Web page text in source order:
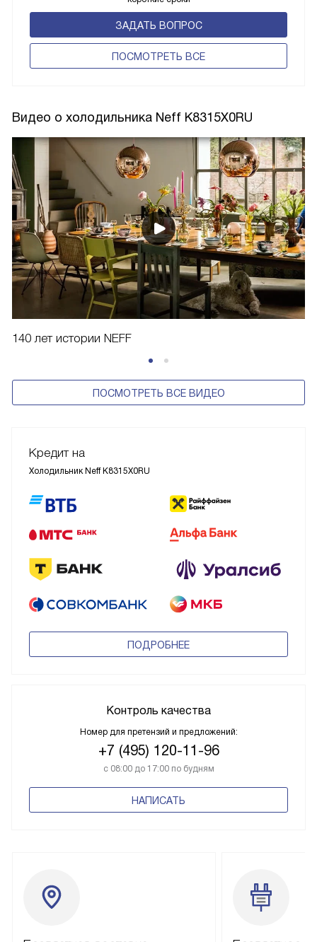
ЗАДАТЬ ВОПРОС
ПОCМОТРЕТЬ ВСЕ
Видео о холодильника Neff K8315X0RU
140 лет истории NEFF
ПОСМОТРЕТЬ ВСЕ ВИДЕО
Кредит на
Холодильник Neff K8315X0RU
ПОДРОБНЕЕ
Контроль качества
Номер для претензий и предложений:
+7 (495) 120-11-96
с 08:00 до 17:00 по будням
НАПИСАТЬ